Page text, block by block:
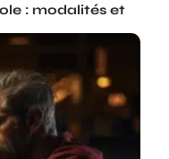
: modalités et